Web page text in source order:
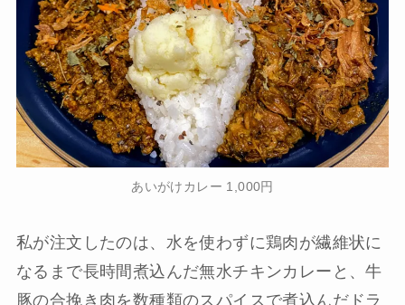
あいがけカレー 1,000円
私が注文したのは、水を使わずに鶏肉が繊維状に
なるまで長時間煮込んだ無水チキンカレーと、牛
豚の合挽き肉を数種類のスパイスで煮込んだドラ